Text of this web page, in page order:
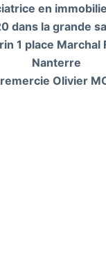
en
dans la grande
1 place Marchal
Nanterre
Olivier